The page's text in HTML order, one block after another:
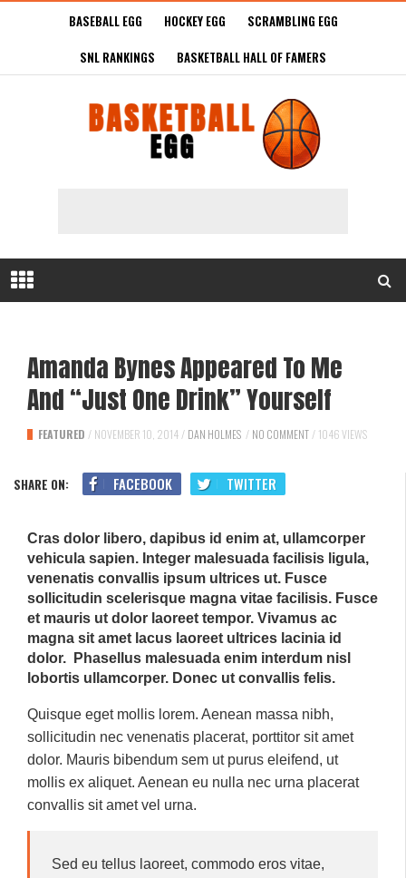
BASEBALL EGG HOCKEY EGG
SCRAMBLING EGG
SNL RANKINGS
BASKETBALL HALL OF FAMERS
Amanda Bynes Appeared To Me
And “Just One Drink” Yourself
FEATURED / NOVEMBER 10, 2014 / DAN HOLMES / NO COMMENT / 1046 VIEWS
SHARE ON: FACEBOOK TWITTER
Cras dolor libero, dapibus id enim at, ullamcorper
vehicula sapien. Integer malesuada facilisis ligula,
venenatis convallis ipsum ultrices ut. Fusce
sollicitudin scelerisque magna vitae facilisis. Fusce
et mauris ut dolor laoreet tempor. Vivamus ac
magna sit amet lacus laoreet ultrices lacinia id
dolor. Phasellus malesuada enim interdum nisl
lobortis ullamcorper. Donec ut convallis felis.
Quisque eget mollis lorem. Aenean massa nibh,
sollicitudin nec venenatis placerat, porttitor sit amet
dolor. Mauris bibendum sem ut purus eleifend, ut
mollis ex aliquet. Aenean eu nulla nec urna placerat
convallis sit amet vel urna.
Sed eu tellus laoreet, commodo eros vitae,